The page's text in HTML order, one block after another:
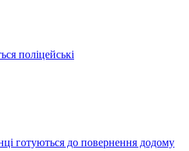
поліцейські
готуються до повернення додому